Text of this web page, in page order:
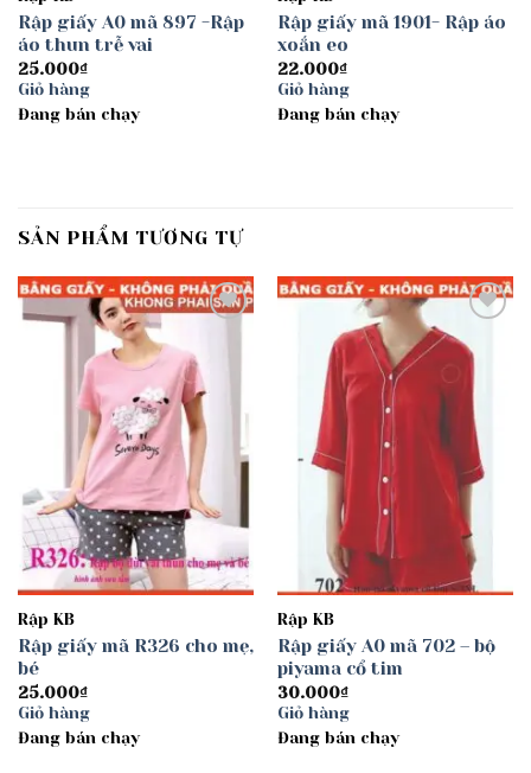
Rập giấy A0 mã 897 -Rập
áo thun trễ vai
25.000₫
Giỏ hàng
Đang bán chạy
Rập giấy mã 1901- Rập áo
xoắn eo
22.000₫
Giỏ hàng
Đang bán chạy
SẢN PHẨM TƯƠNG TỰ
wishlist
Rập KB
Rập giấy mã R326 cho mẹ,
bé
25.000₫
Giỏ hàng
Đang bán chạy
Add to
wishlist
Rập KB
Rập giấy A0 mã 702 – bộ
piyama cổ tim
30.000₫
Giỏ hàng
Đang bán chạy